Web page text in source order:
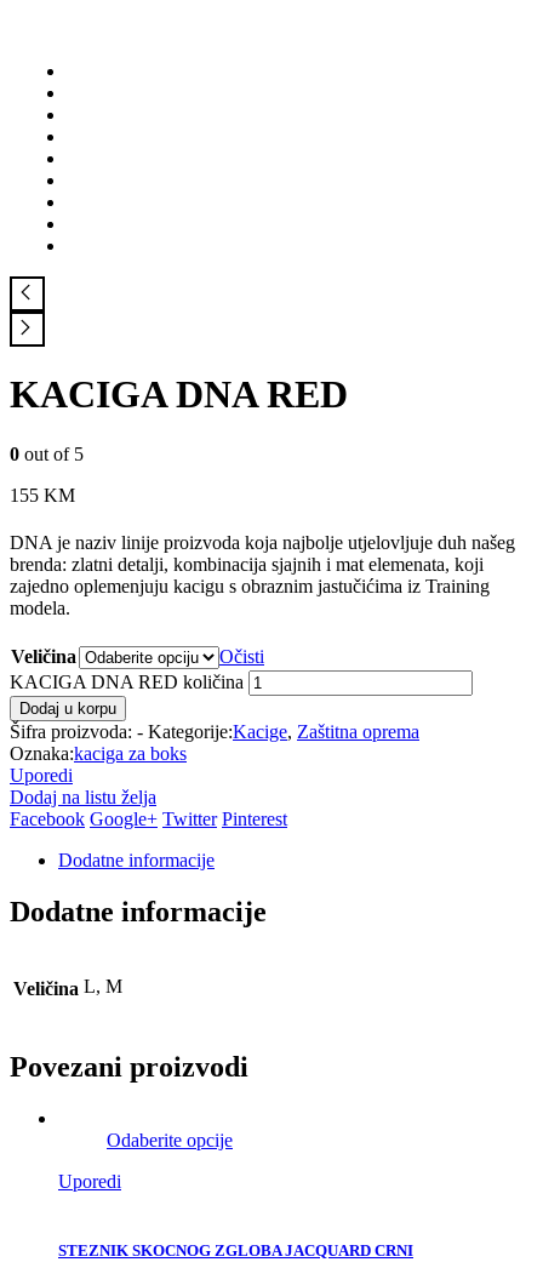
KACIGA DNA RED
0 out of 5
155 KM
DNA je naziv linije proizvoda koja najbolje utjelovljuje duh našeg
brenda: zlatni detalji, kombinacija sjajnih i mat elemenata, koji
zajedno oplemenjuju kacigu s obraznim jastučićima iz Training
modela.
Veličina
Očisti
KACIGA DNA RED količina
Dodaj u korpu
Šifra proizvoda: - Kategorije:Kacige, Zaštitna oprema
Oznaka:kaciga za boks
Uporedi
Dodaj na listu želja
Facebook Google+ Twitter Pinterest
Dodatne informacije
Dodatne informacije
Veličina L, M
Povezani proizvodi
Odaberite opcije
Uporedi
STEZNIK SKOCNOG ZGLOBA JACQUARD CRNI